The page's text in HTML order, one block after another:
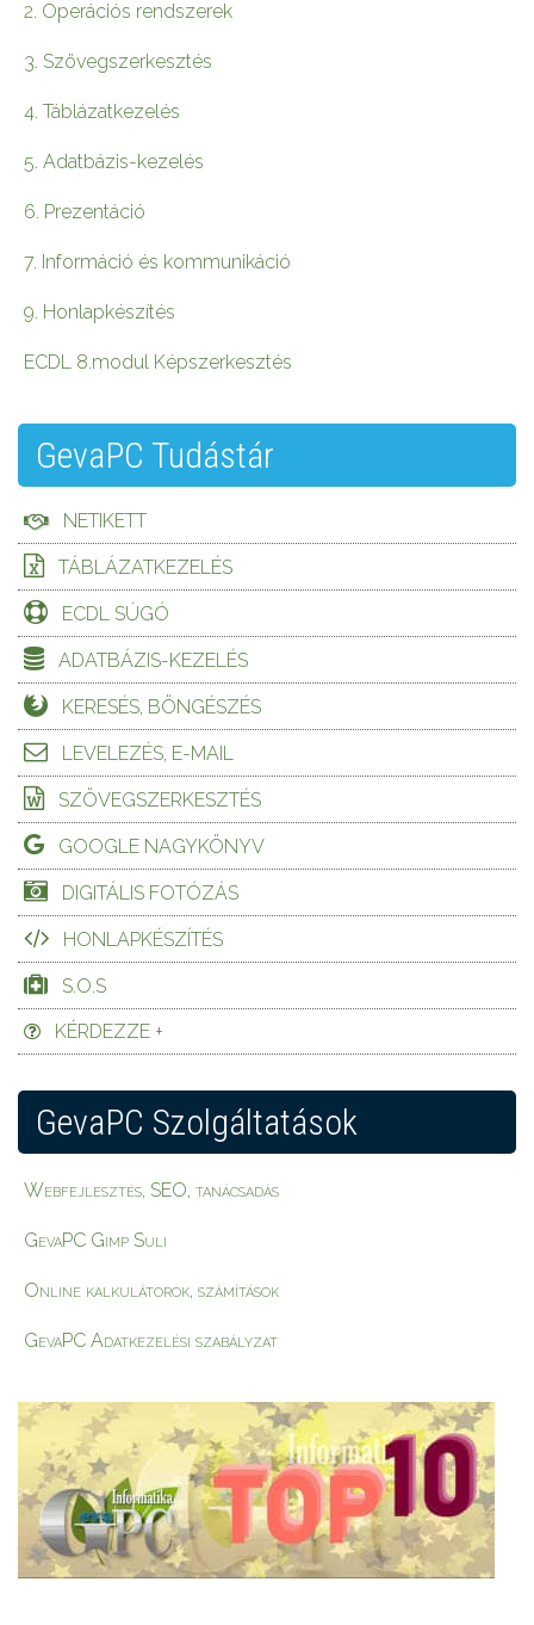
2. Operációs rendszerek
3. Szövegszerkesztés
4. Táblázatkezelés
5. Adatbázis-kezelés
6. Prezentáció
7. Információ és kommunikáció
9. Honlapkészítés
ECDL 8.modul Képszerkesztés
GevaPC Tudástár
NETIKETT
TÁBLÁZATKEZELÉS
ECDL SÚGÓ
ADATBÁZIS-KEZELÉS
KERESÉS, BÖNGÉSZÉS
LEVELEZÉS, E-MAIL
SZÖVEGSZERKESZTÉS
GOOGLE NAGYKÖNYV
DIGITÁLIS FOTÓZÁS
HONLAPKÉSZÍTÉS
S.O.S
KÉRDEZZE +
GevaPC Szolgáltatások
Webfejlesztés, SEO, tanácsadás
GevaPC Gimp Suli
Online kalkulátorok, számítások
GevaPC Adatkezelési szabályzat